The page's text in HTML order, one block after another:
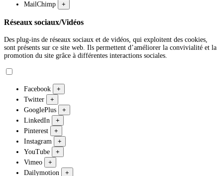
MailChimp
+
Réseaux sociaux/Vidéos
Des plug-ins de réseaux sociaux et de vidéos, qui exploitent des cookies,
sont présents sur ce site web. Ils permettent d’améliorer la convivialité et la
promotion du site grâce à différentes interactions sociales.
Facebook
+
Twitter
+
GooglePlus
+
LinkedIn
+
Pinterest
+
Instagram
+
YouTube
+
Vimeo
+
Dailymotion
+